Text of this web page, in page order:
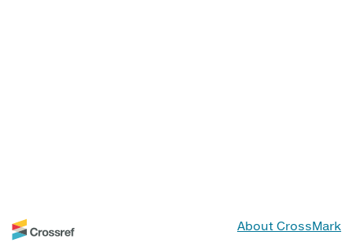
About CrossMark